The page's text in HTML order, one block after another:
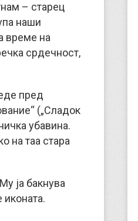
– старец
наши
време на
срдечност,
пред
(„Сладок
убавина.
на таа стара
ја бакнува